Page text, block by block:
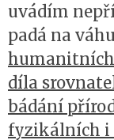
uvádím
padá na
díla
bádání
fyzikálních i